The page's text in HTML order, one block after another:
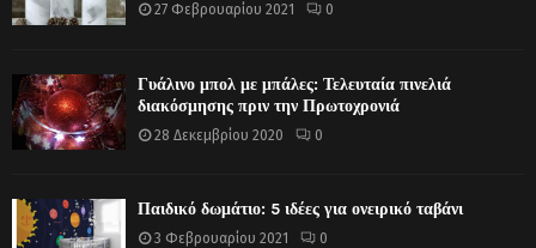
27 Φεβρουαρίου 2021 0
Γυάλινο μπολ με μπάλες: Τελευταία πινελιά
διακόσμησης πριν την Πρωτοχρονιά
28 Δεκεμβρίου 2020 0
Παιδικό δωμάτιο: 5 ιδέες για ονειρικό ταβάνι
3 Φεβρουαρίου 2021 0